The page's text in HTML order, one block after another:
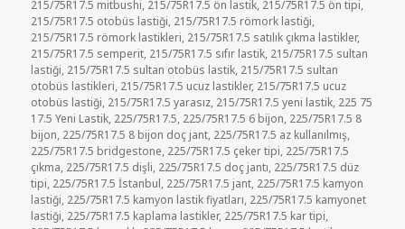
215/75R17.5 mitbushi, 215/75R17.5 ön lastik, 215/75R17.5 ön tipi,
215/75R17.5 otobüs lastiği, 215/75R17.5 römork lastiği,
215/75R17.5 römork lastikleri, 215/75R17.5 satılık çıkma lastikler,
215/75R17.5 semperit, 215/75R17.5 sıfır lastik, 215/75R17.5 sultan
lastiği, 215/75R17.5 sultan otobüs lastik, 215/75R17.5 sultan
otobüs lastikleri, 215/75R17.5 ucuz lastikler, 215/75R17.5 ucuz
otobüs lastiği, 215/75R17.5 yarasız, 215/75R17.5 yeni lastik, 225 75
17.5 Yeni Lastik, 225/75R17.5, 225/75R17.5 6 bijon, 225/75R17.5 8
bijon, 225/75R17.5 8 bijon doç jant, 225/75R17.5 az kullanılmış,
225/75R17.5 bridgestone, 225/75R17.5 çeker tipi, 225/75R17.5
çıkma, 225/75R17.5 dişli, 225/75R17.5 doç jantı, 225/75R17.5 düz
tipi, 225/75R17.5 İstanbul, 225/75R17.5 jant, 225/75R17.5 kamyon
lastiği, 225/75R17.5 kamyon lastik fiyatları, 225/75R17.5 kamyonet
lastiği, 225/75R17.5 kaplama lastikler, 225/75R17.5 kar tipi,